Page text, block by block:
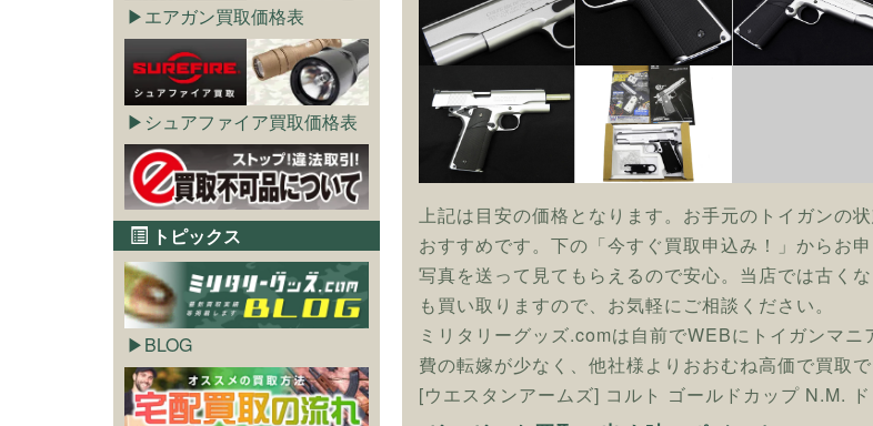
上記は目安の価格となります。お手元のトイガンの
おすすめです。下の「今すぐ買取申込み！」からお申
写真を送って見てもらえるので安心。当店では古く
も買い取りますので、お気軽にご相談ください。
ミリタリーグッズ.comは自前でWEBにトイガンマ
費の転嫁が少なく、他社様よりおおむね高価で買取で
[ウエスタンアームズ] コルト ゴールドカップ N.M.
エアガン買取価格表
シュアファイア買取価格表
トピックス
BLOG